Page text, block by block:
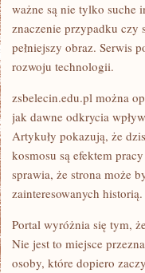
ważne są nie tylko suche
znaczenie przypadku czy
pełniejszy obraz. Serwis
rozwoju technologii.
zsbelecin.edu.pl można
jak dawne odkrycia
Artykuły pokazują, że
kosmosu są efektem
sprawia, że strona może
zainteresowanych historią.
Portal wyróżnia się tym,
Nie jest to miejsce
osoby, które dopiero